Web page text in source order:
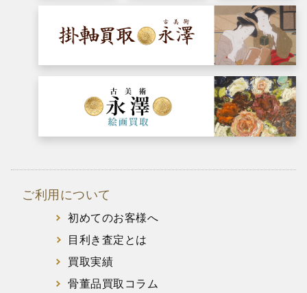
ご利用について
初めてのお客様へ
目利き査定とは
買取実績
骨董品買取コラム